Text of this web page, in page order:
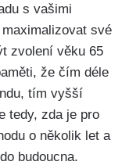
s vašimi
své
zvolení věku 65
že čím déle
tím vyšší
tedy, zda je pro
o několik let a
budoucna.